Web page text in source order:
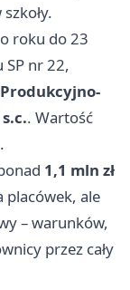
roku do 23
nr 22,
. Wartość
.
1,1 mln zł
placówek, ale
– warunków,
przez cały